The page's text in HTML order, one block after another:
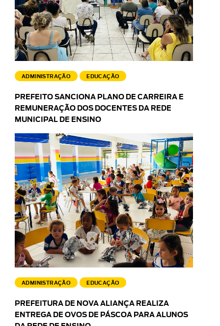
ADMINISTRAÇÃO EDUCAÇÃO
PREFEITO SANCIONA PLANO DE CARREIRA E
REMUNERAÇÃO DOS DOCENTES DA REDE
MUNICIPAL DE ENSINO
ADMINISTRAÇÃO EDUCAÇÃO
PREFEITURA DE NOVA ALIANÇA REALIZA
ENTREGA DE OVOS DE PÁSCOA PARA ALUNOS